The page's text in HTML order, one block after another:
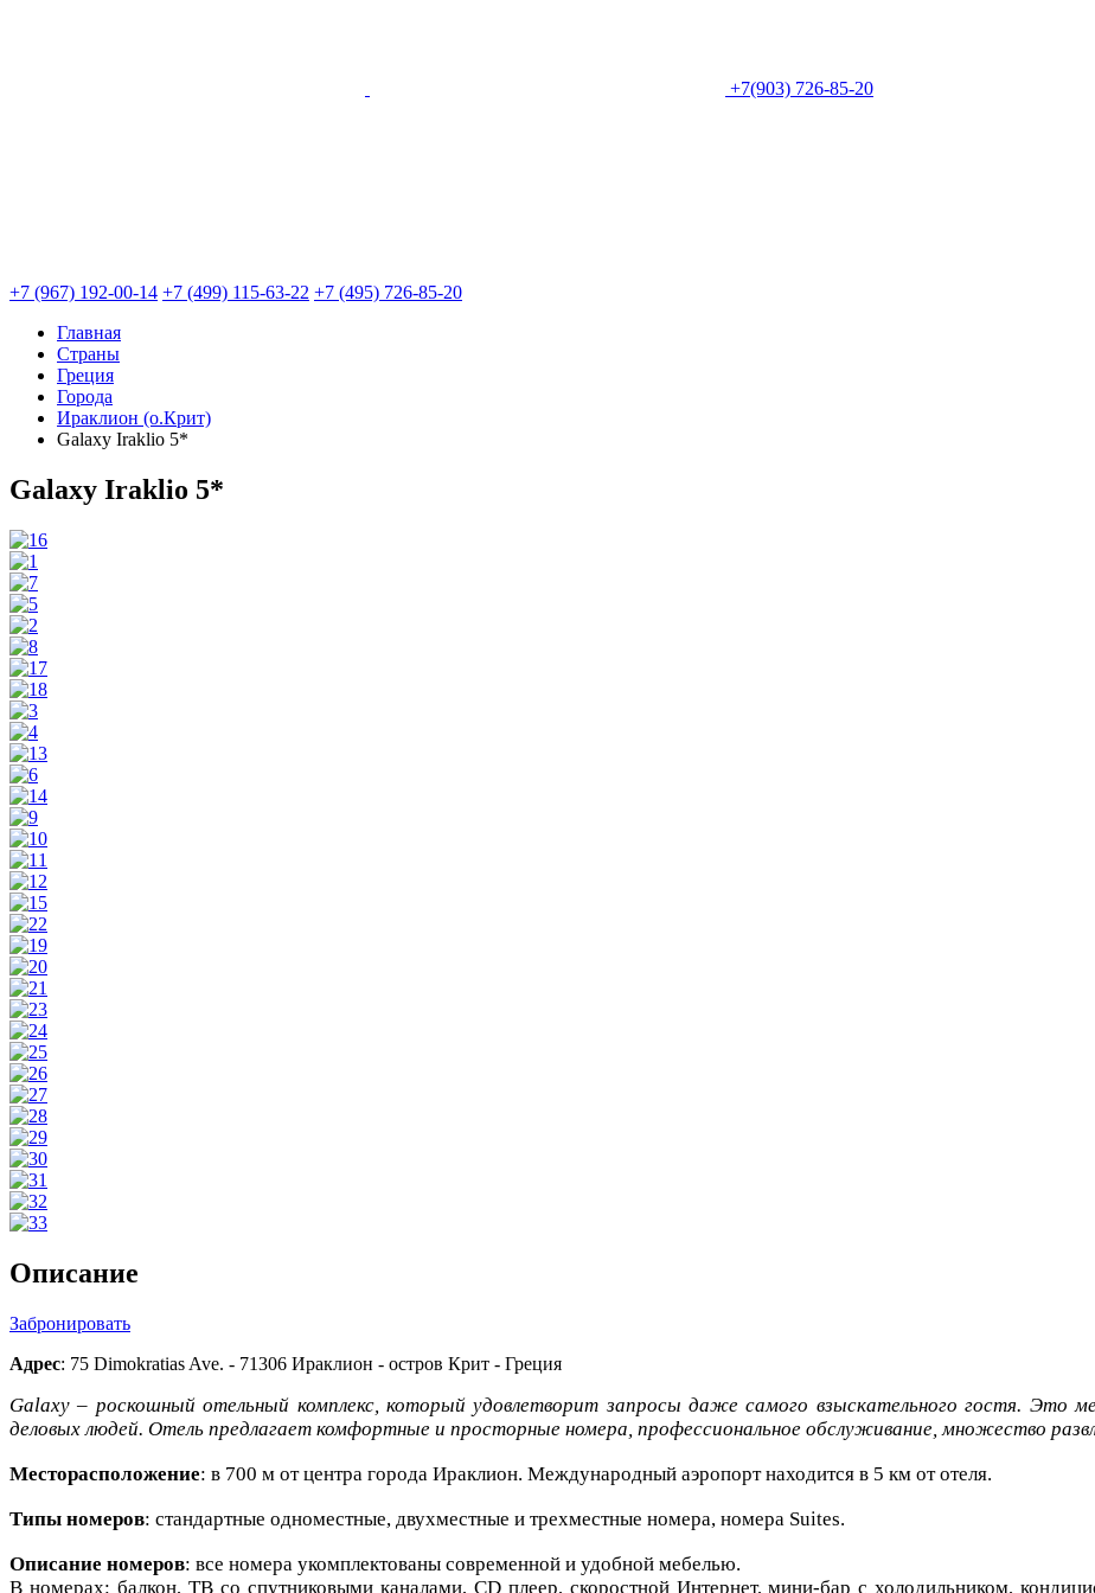
+7(903) 726-85-20
+7 (967) 192-00-14 +7 (499) 115-63-22 +7 (495) 726-85-20
Главная
Страны
Греция
Города
Ираклион (о.Крит)
Galaxy Iraklio 5*
Galaxy Iraklio 5*
Описание
Забронировать
Адрес: 75 Dimokratias Ave. - 71306 Ираклион - остров Крит - Греция
Galaxy – роскошный отельный комплекс, который удовлетворит запросы даже самого взыскательного гостя. Это
деловых людей. Отель предлагает комфортные и просторные номера, профессиональное обслуживание, множество
Месторасположение: в 700 м от центра города Ираклион. Международный аэропорт находится в 5 км от отеля.
Типы номеров: стандартные одноместные, двухместные и трехместные номера, номера Suites.
Описание номеров: все номера укомплектованы современной и удобной мебелью.
В номерах: балкон, ТВ со спутниковыми каналами, CD плеер, скоростной Интернет, мини-бар с холодильником,